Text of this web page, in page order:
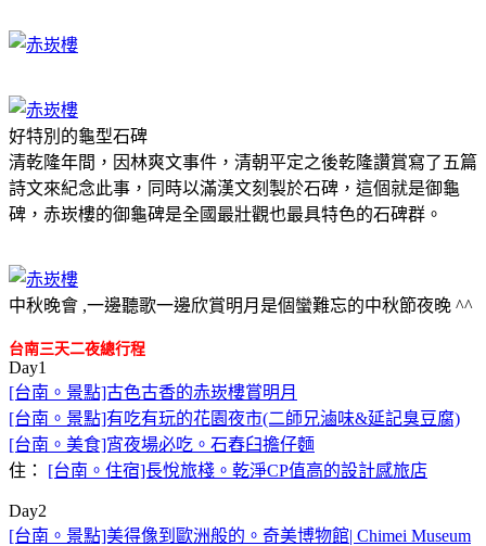
好特別的龜型石碑
清乾隆年間，因林爽文事件，清朝平定之後乾隆讚賞寫了五篇
詩文來紀念此事，同時以滿漢文刻製於石碑，這個就是御龜
碑，赤崁樓的御龜碑是全國最壯觀也最具特色的石碑群。
中秋晚會 ,一邊聽歌一邊欣賞明月是個蠻難忘的中秋節夜晚 ^^
台南三天二夜總行程
Day1
[台南。景點]古色古香的赤崁樓賞明月
[台南。景點]有吃有玩的花園夜市(二師兄滷味&延記臭豆腐)
[台南。美食]宵夜場必吃。石舂臼擔仔麵
住： [台南。住宿]長悅旅棧。乾淨CP值高的設計感旅店
Day2
[台南。景點]美得像到歐洲般的。奇美博物館| Chimei Museum